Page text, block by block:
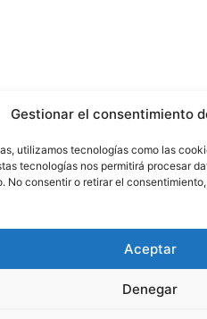
Gestionar el consentimiento
utilizamos tecnologías como las
tecnologías nos permitirá procesar
No consentir o retirar el
Aceptar
Denegar